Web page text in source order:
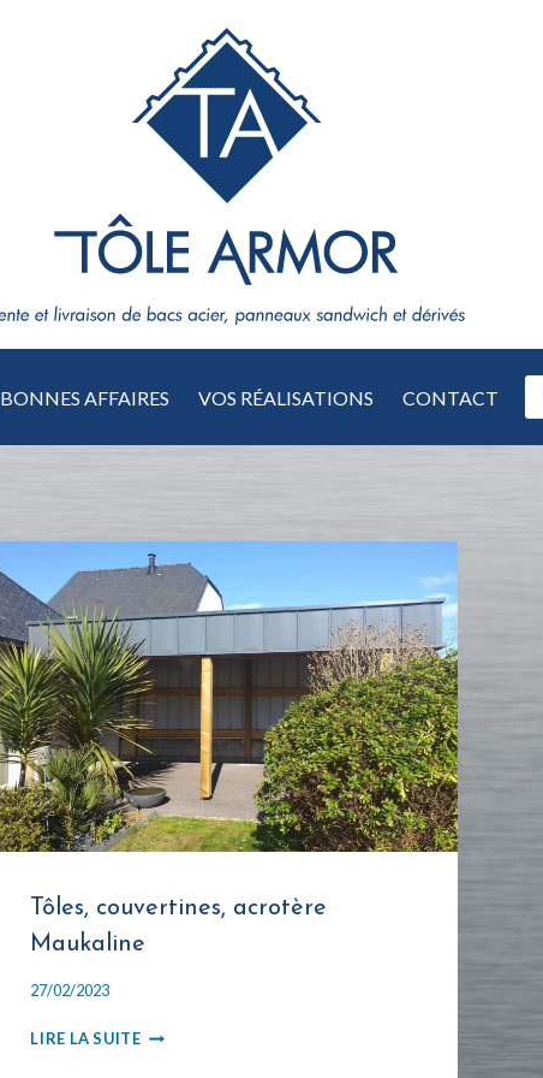
BONNES AFFAIRES VOS RÉALISATIONS CONTACT
Tôles, couvertines, acrotère
Maukaline
27/02/2023
LIRE LA SUITETÔLES,